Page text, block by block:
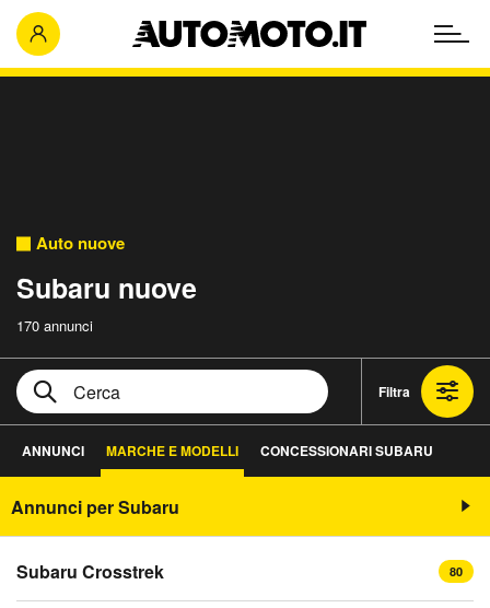
Auto nuove
Subaru nuove
170 annunci
Filtra
ANNUNCI MARCHE E MODELLI CONCESSIONARI SUBARU
Annunci per Subaru
Subaru Crosstrek 80